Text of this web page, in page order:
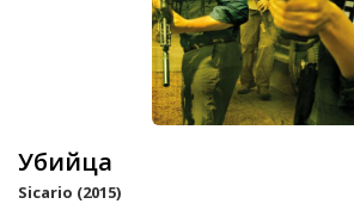
Убийца
Sicario (2015)